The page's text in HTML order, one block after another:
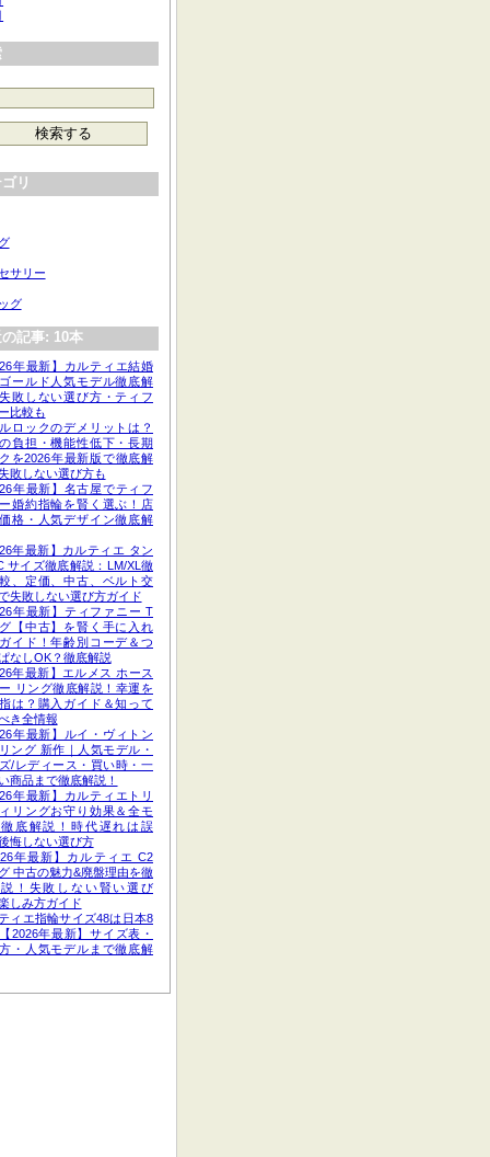
リ
サリー
グ
記事: 10本
年最新】カルティエ結婚
ールド人気モデル徹底解
敗しない選び方・ティフ
比較も
ロックのデメリットは？
負担・機能性低下・長期
を2026年最新版で徹底解
敗しない選び方も
年最新】名古屋でティフ
婚約指輪を賢く選ぶ！店
格・人気デザイン徹底解
年最新】カルティエ タン
サイズ徹底解説：LM/XL徹
、定価、中古、ベルト交
失敗しない選び方ガイド
年最新】ティファニー T
【中古】を賢く手に入れ
イド！年齢別コーデ＆つ
なしOK？徹底解説
年最新】エルメス ホース
リング徹底解説！幸運を
は？購入ガイド＆知って
き全情報
年最新】ルイ・ヴィトン
ング 新作｜人気モデル・
/レディース・買い時・一
商品まで徹底解説！
年最新】カルティエトリ
リングお守り効果＆全モ
底解説！時代遅れは誤
悔しない選び方
年最新】カルティエ C2
中古の魅力&廃盤理由を徹
説！失敗しない賢い選び
しみ方ガイド
ィエ指輪サイズ48は日本8
2026年最新】サイズ表・
・人気モデルまで徹底解